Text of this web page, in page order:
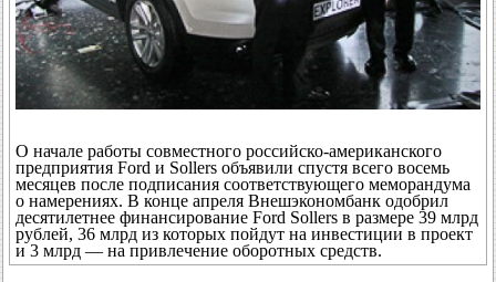
О начале работы совместного российско-американского
предприятия Ford и Sollers объявили спустя всего восемь
месяцев после подписания соответствующего меморандума
о намерениях. В конце апреля Внешэкономбанк одобрил
десятилетнее финансирование Ford Sollers в размере 39 млрд
рублей, 36 млрд из которых пойдут на инвестиции в проект
и 3 млрд — на привлечение оборотных средств.